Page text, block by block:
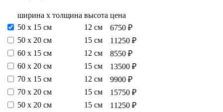
ширина х толщина высота цена
50 х 15 см
12 см
6750 ₽
50 х 20 см
15 см
11250 ₽
60 х 15 см
12 см
8550 ₽
60 х 20 см
15 см
13500 ₽
70 х 15 см
12 см
9900 ₽
70 х 20 см
15 см
15750 ₽
50 х 20 см
15 см
11250 ₽